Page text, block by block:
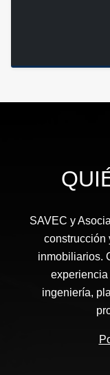
SAVEC y
construcción
inmobiliarios.
ingeniería,